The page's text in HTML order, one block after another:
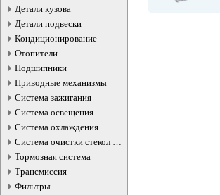
Детали кузова
Детали подвески
Кондиционирование
Отопители
Подшипники
Приводные механизмы
Система зажигания
Система освещения
Система охлаждения
Система очистки стекол и
фар
Тормозная система
Трансмиссия
Фильтры